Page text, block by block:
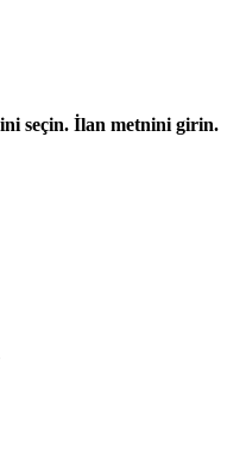
seçin. İlan metnini girin.